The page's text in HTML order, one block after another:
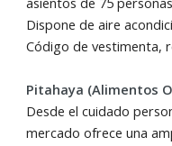
Dispone de aire
Código de vestimenta,
Pitahaya (Alimentos
Desde el cuidado
mercado ofrece una